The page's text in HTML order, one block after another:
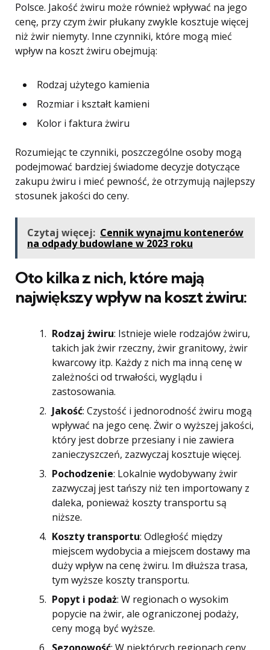
Polsce. Jakość żwiru może również wpływać na jego
cenę, przy czym żwir płukany zwykle kosztuje więcej
niż żwir niemyty. Inne czynniki, które mogą mieć
wpływ na koszt żwiru obejmują:
Rodzaj użytego kamienia
Rozmiar i kształt kamieni
Kolor i faktura żwiru
Rozumiejąc te czynniki, poszczególne osoby mogą
podejmować bardziej świadome decyzje dotyczące
zakupu żwiru i mieć pewność, że otrzymują najlepszy
stosunek jakości do ceny.
Czytaj więcej: Cennik wynajmu kontenerów
na odpady budowlane w 2023 roku
Oto kilka z nich, które mają
największy wpływ na koszt żwiru:
Rodzaj żwiru: Istnieje wiele rodzajów żwiru,
takich jak żwir rzeczny, żwir granitowy, żwir
kwarcowy itp. Każdy z nich ma inną cenę w
zależności od trwałości, wyglądu i
zastosowania.
Jakość: Czystość i jednorodność żwiru mogą
wpływać na jego cenę. Żwir o wyższej jakości,
który jest dobrze przesiany i nie zawiera
zanieczyszczeń, zazwyczaj kosztuje więcej.
Pochodzenie: Lokalnie wydobywany żwir
zazwyczaj jest tańszy niż ten importowany z
daleka, ponieważ koszty transportu są
niższe.
Koszty transportu: Odległość między
miejscem wydobycia a miejscem dostawy ma
duży wpływ na cenę żwiru. Im dłuższa trasa,
tym wyższe koszty transportu.
Popyt i podaż: W regionach o wysokim
popycie na żwir, ale ograniczonej podaży,
ceny mogą być wyższe.